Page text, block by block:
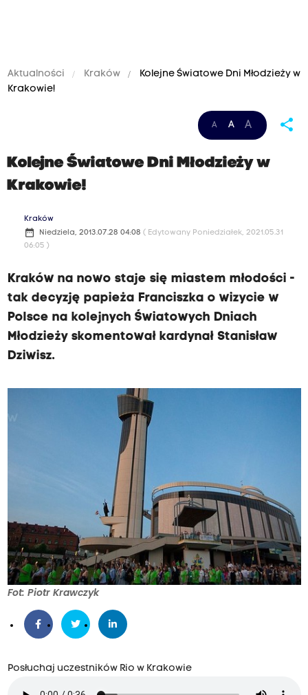
Aktualności Kraków
Kolejne Światowe Dni Młodzieży w
Krakowie!
A A A share
Kolejne Światowe Dni Młodzieży w
Krakowie!
Kraków
date_range Niedziela, 2013.07.28 04:08 ( Edytowany Poniedziałek, 2021.05.31
06:05 )
Kraków na nowo staje się miastem młodości -
tak decyzję papieża Franciszka o wizycie w
Polsce na kolejnych Światowych Dniach
Młodzieży skomentował kardynał Stanisław
Dziwisz.
Fot: Piotr Krawczyk
Posłuchaj uczestników Rio w Krakowie